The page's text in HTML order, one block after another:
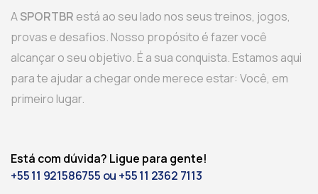
ASPORTBR está ao seu lado nos seus treinos, jogos,
provas e desafios. Nosso propósito é fazer você
alcançar o seu objetivo. É a sua conquista. Estamos aqui
para te ajudar a chegar onde merece estar: Você, em
primeiro lugar.
Está com dúvida? Ligue para gente!
+55 11 921586755 ou +55 11 2362 7113